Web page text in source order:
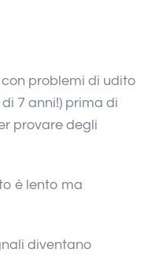
problemi di udito
7 anni!) prima di
provare degli
è lento ma
diventano